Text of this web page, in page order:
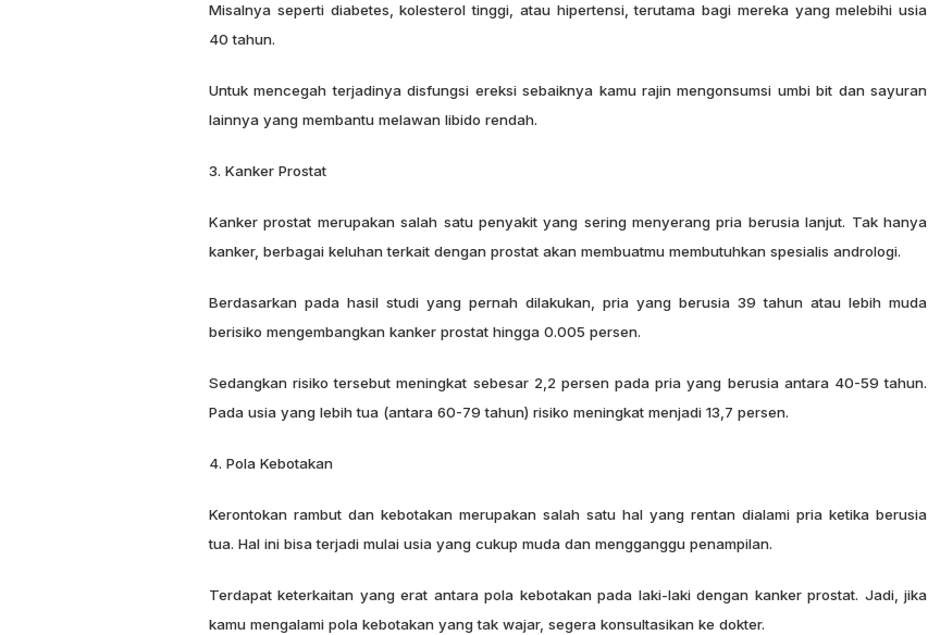
Misalnya seperti diabetes, kolesterol tinggi, atau hipertensi, terutama bagi mereka yang melebihi usia
40 tahun.
Untuk mencegah terjadinya disfungsi ereksi sebaiknya kamu rajin mengonsumsi umbi bit dan sayuran
lainnya yang membantu melawan libido rendah.
3. Kanker Prostat
Kanker prostat merupakan salah satu penyakit yang sering menyerang pria berusia lanjut. Tak hanya
kanker, berbagai keluhan terkait dengan prostat akan membuatmu membutuhkan spesialis andrologi.
Berdasarkan pada hasil studi yang pernah dilakukan, pria yang berusia 39 tahun atau lebih muda
berisiko mengembangkan kanker prostat hingga 0.005 persen.
Sedangkan risiko tersebut meningkat sebesar 2,2 persen pada pria yang berusia antara 40-59 tahun.
Pada usia yang lebih tua (antara 60-79 tahun) risiko meningkat menjadi 13,7 persen.
4. Pola Kebotakan
Kerontokan rambut dan kebotakan merupakan salah satu hal yang rentan dialami pria ketika berusia
tua. Hal ini bisa terjadi mulai usia yang cukup muda dan mengganggu penampilan.
Terdapat keterkaitan yang erat antara pola kebotakan pada laki-laki dengan kanker prostat. Jadi, jika
kamu mengalami pola kebotakan yang tak wajar, segera konsultasikan ke dokter.